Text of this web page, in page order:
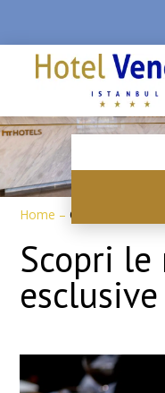
Home –Offerte speciali
Scopri
esclusive